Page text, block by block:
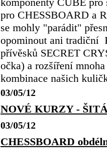
pro CHESSBOARD a
se mohly "parádit"
opominout ani tradiční
přívěsků SECRET
očka) a rozšíření
kombinace našich
03/05/12
NOVÉ KURZY -
03/05/12
CHESSBOARD